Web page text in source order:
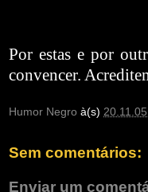
Por estas e por
convencer.
Humor Negro à(s) 20.11.05
Sem comentários:
Enviar um